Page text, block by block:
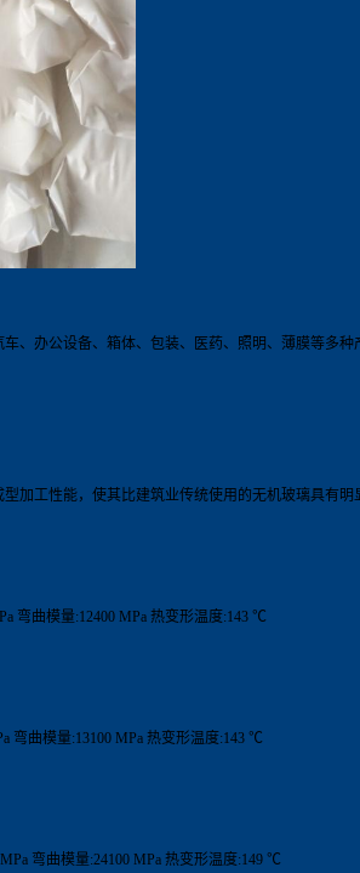
办公设备、箱体、包装、医药、照明、薄膜等多种
加工性能，使其比建筑业传统使用的无机玻璃具有
弯曲模量:12400 MPa 热变形温度:143 ℃
弯曲模量:13100 MPa 热变形温度:143 ℃
弯曲模量:24100 MPa 热变形温度:149 ℃